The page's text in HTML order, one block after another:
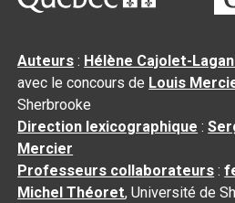
Auteurs : Hélène Cajolet-
avec le concours de Louis
Sherbrooke
Direction lexicographique :
Mercier
Professeurs collaborateurs :
Michel Théoret, Université de